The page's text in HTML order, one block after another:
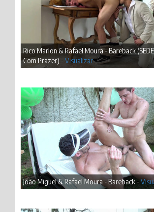
Rico Marlon & Rafael Moura - Bareback
Com Prazer) -Visualizar
João Miguel & Rafael Moura - Bareback -